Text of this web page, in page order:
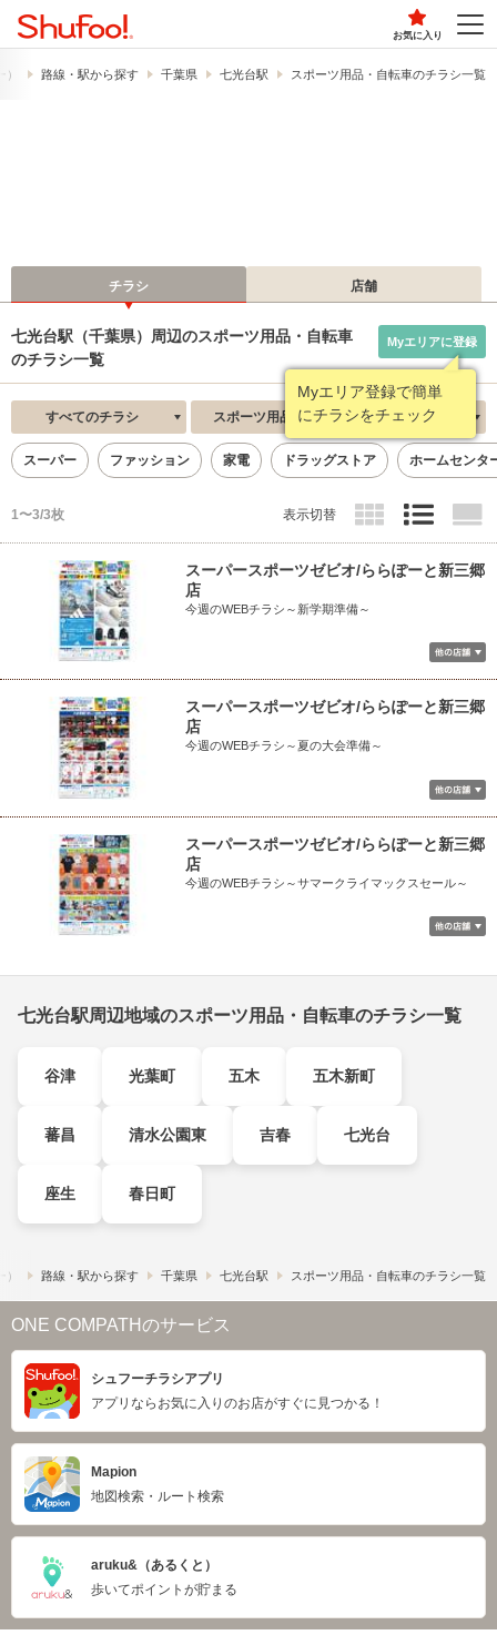
お気に入り
路線・駅から探す 千葉県 七光台駅 スポーツ用品・自転車のチラシ一覧
チラシ 店舗
七光台駅（千葉県）周辺のスポーツ用品・自転車
のチラシ一覧
Myエリア登録で簡単
にチラシをチェック
Myエリアに登録
すべてのチラシ スポーツ用品・自転車 新着順
スーパー ファッション 家電 ドラッグストア ホームセンタ
1〜3/3枚 表示切替
スーパースポーツゼビオ/ららぽーと新三郷
店
今週のWEBチラシ～新学期準備～
スーパースポーツゼビオ/ららぽーと新三郷
店
今週のWEBチラシ～夏の大会準備～
スーパースポーツゼビオ/ららぽーと新三郷
店
今週のWEBチラシ～サマークライマックスセール～
七光台駅周辺地域のスポーツ用品・自転車のチラシ一覧
谷津 光葉町 五木 五木新町
蕃昌 清水公園東 吉春 七光台
座生 春日町
路線・駅から探す 千葉県 七光台駅 スポーツ用品・自転車のチラシ一覧
ONE COMPATHのサービス
シュフーチラシアプリ
アプリならお気に入りのお店がすぐに見つかる！
Mapion
地図検索・ルート検索
aruku&（あるくと）
歩いてポイントが貯まる